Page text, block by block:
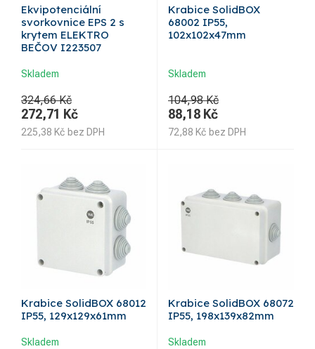
Ekvipotenciální
svorkovnice EPS 2 s
krytem ELEKTRO
BEČOV I223507
Skladem
324,66 Kč
272,71 Kč
225,38 Kč bez DPH
Krabice SolidBOX
68002 IP55,
102x102x47mm
Skladem
104,98 Kč
88,18 Kč
72,88 Kč bez DPH
Krabice SolidBOX 68012
IP55, 129x129x61mm
Skladem
Krabice SolidBOX 68072
IP55, 198x139x82mm
Skladem